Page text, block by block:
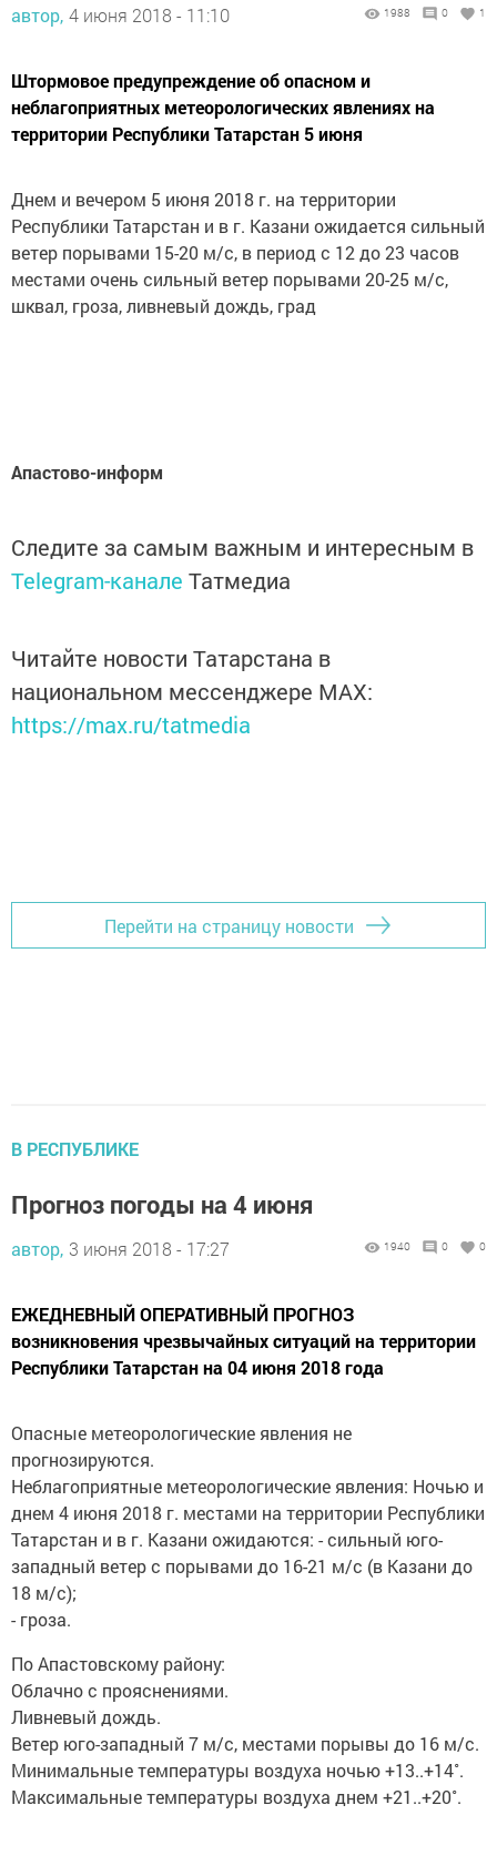
автор, 4 июня 2018 - 11:10 1988 0 1
Штормовое предупреждение об опасном и
неблагоприятных метеорологических явлениях на
территории Республики Татарстан 5 июня
Днем и вечером 5 июня 2018 г. на территории
Республики Татарстан и в г. Казани ожидается сильный
ветер порывами 15-20 м/с, в период с 12 до 23 часов
местами очень сильный ветер порывами 20-25 м/с,
шквал, гроза, ливневый дождь, град
Апастово-информ
Следите за самым важным и интересным в
Telegram-канале Татмедиа
Читайте новости Татарстана в
национальном мессенджере MАХ:
https://max.ru/tatmedia
Перейти на страницу новости
В РЕСПУБЛИКЕ
Прогноз погоды на 4 июня
автор, 3 июня 2018 - 17:27 1940 0 0
ЕЖЕДНЕВНЫЙ ОПЕРАТИВНЫЙ ПРОГНОЗ
возникновения чрезвычайных ситуаций на территории
Республики Татарстан на 04 июня 2018 года
Опасные метеорологические явления не
прогнозируются.
Неблагоприятные метеорологические явления: Ночью и
днем 4 июня 2018 г. местами на территории Республики
Татарстан и в г. Казани ожидаются: - сильный юго-
западный ветер с порывами до 16-21 м/с (в Казани до
18 м/с);
- гроза.
По Апастовскому району:
Облачно с прояснениями.
Ливневый дождь.
Ветер юго-западный 7 м/с, местами порывы до 16 м/с.
Минимальные температуры воздуха ночью +13..+14˚.
Максимальные температуры воздуха днем +21..+20˚.